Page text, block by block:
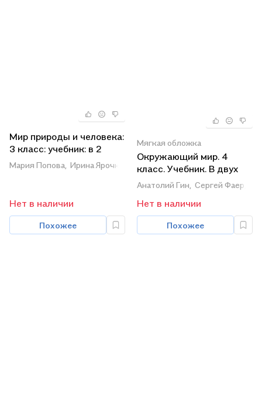
Мир природы и человека:
3 класс: учебник: в 2
частях. Часть 1 (для
обучающихся с
нарушениями)
Мария Попова, Ирина Ярочкина, Наталия Матвеева
Нет в наличии
Похожее
Мягкая обложка
Окружающий мир. 4
класс. Учебник. В двух
частях. Часть вторая
Анатолий Гин, Сергей Фаер,
Нет в наличии
Похожее